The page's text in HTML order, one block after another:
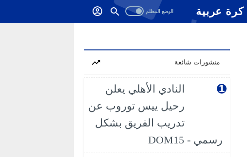
كرة عربية
منشورات شائعة
النادي الأهلي يعلن
رحيل ييس توروب عن
تدريب الفريق بشكل
رسمي - DOM15